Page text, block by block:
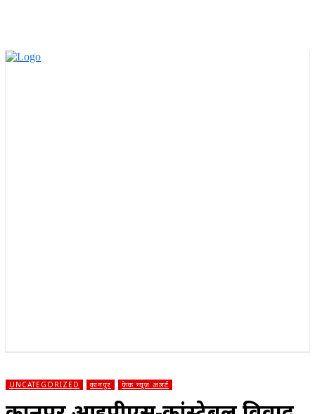
UNCATEGORIZED कानपुर फेक न्यूज़ अलर्ट